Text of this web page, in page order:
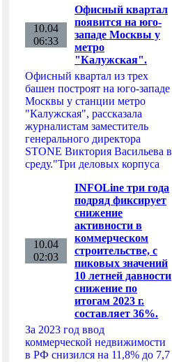
10.04
06:33
Офисный квартал
появится на юго-
западе Москвы у
метро
"Калужская".
Офисный квартал из трех
башен построят на юго-западе
Москвы у станции метро
"Калужская", рассказала
журналистам заместитель
генерального директора
STONE Виктория Васильева в
среду."Три деловых корпуса
10.04
02:03
INFOLine три года
подряд фиксирует
снижение
активности в
коммерческом
строительстве, с
пиковых значений
10 летней давности
снижение по
итогам 2023 г.
составляет 36%.
За 2023 год ввод
коммерческой недвижимости
в РФ снизился на 11,8% до 7,7